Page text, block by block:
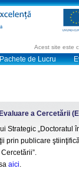
Acest site este
Pachete de Lucru
a Cercetării
Strategic
prin publicare
aici.